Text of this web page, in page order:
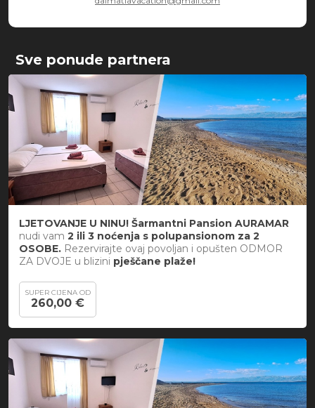
Sve ponude partnera
LJETOVANJE U NINU! Šarmantni Pansion AURAMAR
nudi vam 2 ili 3 noćenja s polupansionom za 2
OSOBE. Rezervirajte ovaj povoljan i opušten ODMOR
ZA DVOJE u blizini pješčane plaže!
SUPER CIJENA OD
260,00 €